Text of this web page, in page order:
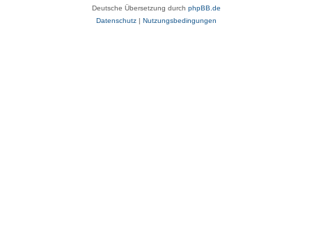
Deutsche Übersetzung durch phpBB.de
Datenschutz| Nutzungsbedingungen